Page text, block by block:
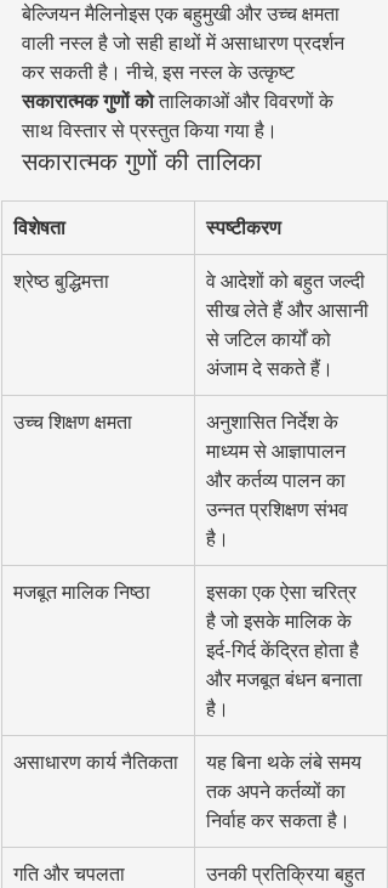
बेल्जियन मैलिनोइस एक बहुमुखी और उच्च क्षमता
वाली नस्ल है जो सही हाथों में असाधारण प्रदर्शन
कर सकती है। नीचे, इस नस्ल के उत्कृष्ट
सकारात्मक गुणों को तालिकाओं और विवरणों के
साथ विस्तार से प्रस्तुत किया गया है।
सकारात्मक गुणों की तालिका
विशेषता स्पष्टीकरण
श्रेष्ठ बुद्धिमत्ता
वे आदेशों को बहुत जल्दी
सीख लेते हैं और आसानी
से जटिल कार्यों को
अंजाम दे सकते हैं।
उच्च शिक्षण क्षमता
अनुशासित निर्देश के
माध्यम से आज्ञापालन
और कर्तव्य पालन का
उन्नत प्रशिक्षण संभव
है।
मजबूत मालिक निष्ठा
इसका एक ऐसा चरित्र
है जो इसके मालिक के
इर्द-गिर्द केंद्रित होता है
और मजबूत बंधन बनाता
है।
असाधारण कार्य नैतिकता
यह बिना थके लंबे समय
तक अपने कर्तव्यों का
निर्वाह कर सकता है।
गति और चपलता
उनकी प्रतिक्रिया बहुत